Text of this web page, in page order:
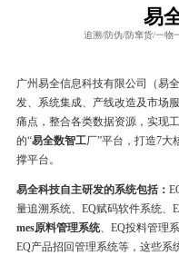
易
追溯/防伪/防窜货/一物
广州易全信息科技有限公司（易
发、系统集成、产线改造及市场
痛点，整合各类数据资源，实现
的“易全数智工厂”平台，打造7大
撑平台。
易全科技自主研发的系统包括：
量追溯系统、EQ赋码软件系统、
mes原料管理系统、EQ投料管理
EQ产品招回管理系统等，这些系